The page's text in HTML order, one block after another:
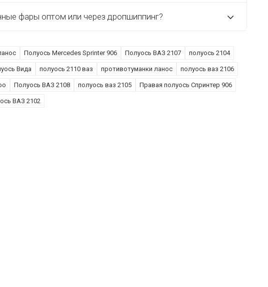
фары оптом или через дропшиппинг?
Полуось Mercedes Sprinter 906 Полуось ВАЗ 2107 полуось 2104
Вида полуось 2110 ваз противотуманки ланос полуось ваз 2106
Полуось ВАЗ 2108 полуось ваз 2105 Правая полуось Спринтер 906
ВАЗ 2102